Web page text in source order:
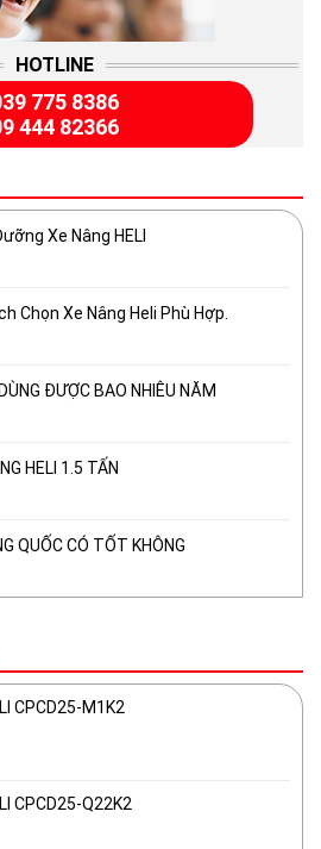
HOTLINE
775 8386
444 82366
Xe Nâng HELI
Chọn Xe Nâng Heli Phù Hợp.
ĐƯỢC BAO NHIÊU NĂM
HELI 1.5 TẤN
QUỐC CÓ TỐT KHÔNG
CPCD25-M1K2
CPCD25-Q22K2